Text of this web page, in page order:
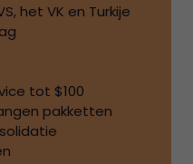
het VK en Turkije
tot $100
pakketten